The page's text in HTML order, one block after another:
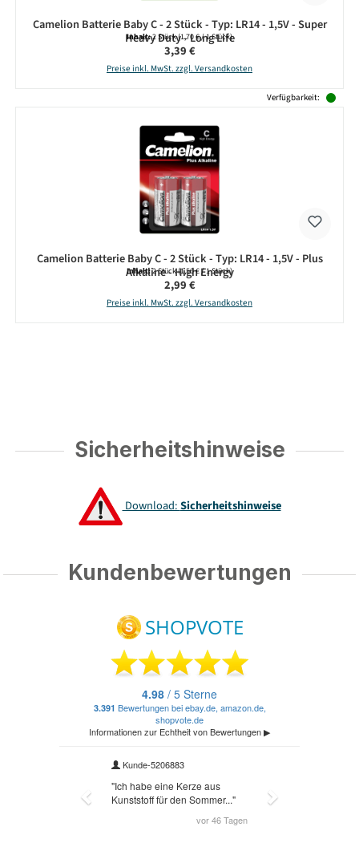
Camelion Batterie Baby C - 2 Stück - Typ: LR14 - 1,5V - Super
Heavy Duty - Long Life
Inhalt:2 Stück(1,70 € / 1 Stück)
Regulärer Preis:
3,39 €
Preise inkl. MwSt. zzgl. Versandkosten
Verfügbarkeit:
Camelion Batterie Baby C - 2 Stück - Typ: LR14 - 1,5V - Plus
Alkaline - High Energy
Inhalt:2 Stück(1,50 € / 1 Stück)
Regulärer Preis:
2,99 €
Preise inkl. MwSt. zzgl. Versandkosten
Sicherheitshinweise
Download:Sicherheitshinweise
Kundenbewertungen